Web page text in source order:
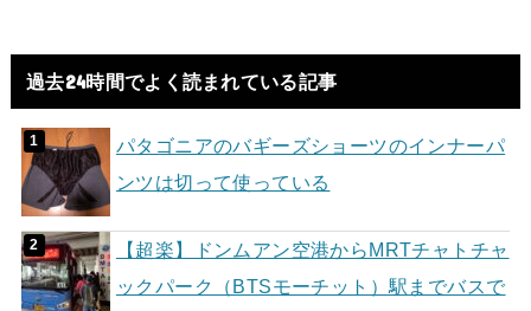
過去24時間でよく読まれている記事
パタゴニアのバギーズショーツのインナーパ
ンツは切って使っている
【超楽】ドンムアン空港からMRTチャトチャ
ックパーク（BTSモーチット）駅までバスで